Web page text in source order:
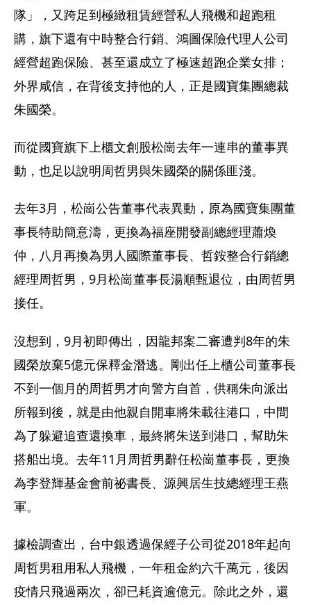
隊」，又跨足到極緻租賃經營私人飛機和超跑租
購，旗下還有中時整合行銷、鴻圖保險代理人公司
經營超跑保險、甚至還成立了極速超跑企業女排；
外界咸信，在背後支持他的人，正是國寶集團總裁
朱國榮。
而從國寶旗下上櫃文創股松崗去年一連串的董事異
動，也足以說明周哲男與朱國榮的關係匪淺。
去年3月，松崗公告董事代表異動，原為國寶集團董
事長特助簡意濤，更換為福座開發副總經理蕭煥
仲，八月再換為男人國際董事長、哲銨整合行銷總
經理周哲男，9月松崗董事長湯順甄退位，由周哲男
接任。
沒想到，9月初即傳出，因龍邦案二審遭判8年的朱
國榮放棄5億元保釋金潛逃。剛出任上櫃公司董事長
不到一個月的周哲男才向警方自首，供稱朱向派出
所報到後，就是由他親自開車將朱載往港口，中間
為了躲避追查還換車，最終將朱送到港口，幫助朱
搭船出境。去年11月周哲男辭任松崗董事長，更換
為李登輝基金會前祕書長、源興居生技總經理王燕
軍。
據檢調查出，台中銀透過保經子公司從2018年起向
周哲男租用私人飛機，一年租金約六千萬元，後因
疫情只飛過兩次，卻已耗資逾億元。除此之外，還